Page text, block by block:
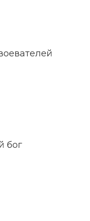
бог